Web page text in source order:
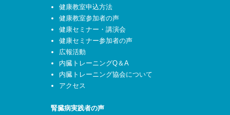
健康教室申込方法
健康教室参加者の声
健康セミナー・講演会
健康セミナー参加者の声
広報活動
内臓トレーニングQ＆A
内臓トレーニング協会について
アクセス
腎臓病実践者の声